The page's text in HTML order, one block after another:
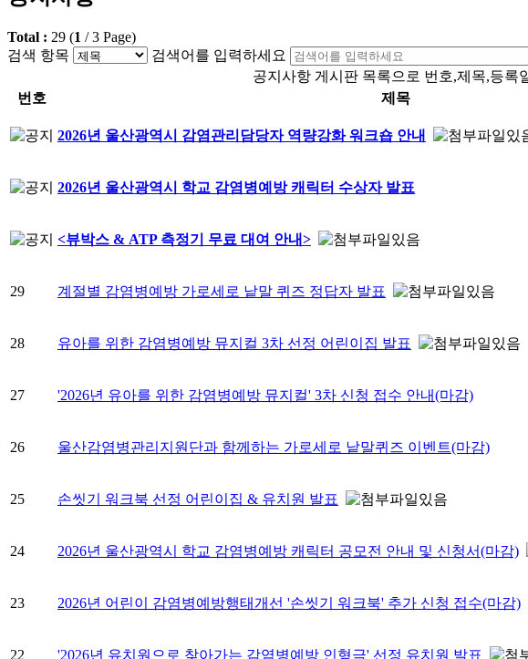
Total : 29 (1 /3 Page)
검색 항목
검색어를 입력하세요
공지사항 게시판 목록으로 번호,제목,등록
번호
제목
2026년 울산광역시 감염관리담당자 역량강화 워크숍 안내
2026년 울산광역시 학교 감염병예방 캐릭터 수상자 발표
<뷰박스 & ATP 측정기 무료 대여 안내>
29 계절별 감염병예방 가로세로 낱말 퀴즈 정답자 발표
28 유아를 위한 감염병예방 뮤지컬 3차 선정 어린이집 발표
27 '2026년 유아를 위한 감염병예방 뮤지컬' 3차 신청 접수 안내(마감)
26 울산감염병관리지원단과 함께하는 가로세로 낱말퀴즈 이벤트(마감)
25 손씻기 워크북 선정 어린이집 & 유치원 발표
24 2026년 울산광역시 학교 감염병예방 캐릭터 공모전 안내 및 신청서(마감)
23 2026년 어린이 감염병예방행태개선 '손씻기 워크북' 추가 신청 접수(마감)
22 '2026년 유치원으로 찾아가는 감염병예방 인형극' 선정 유치원 발표